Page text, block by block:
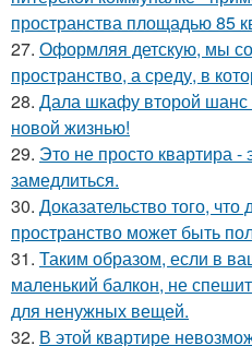
пространства площадью 85
27. Оформляя детскую, мы
пространство, а среду, в
28. Дала шкафу второй шанс
новой жизнью!
29. Это не просто квартира -
замедлиться.
30. Доказательство того,
пространство может быть
31. Таким образом, если в
маленький балкон, не
для ненужных вещей.
32. В этой квартире